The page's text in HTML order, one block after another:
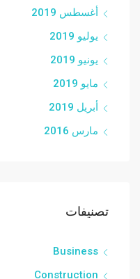
أغسطس 2019
يوليو 2019
يونيو 2019
مايو 2019
أبريل 2019
مارس 2016
تصنيفات
Business
Construction